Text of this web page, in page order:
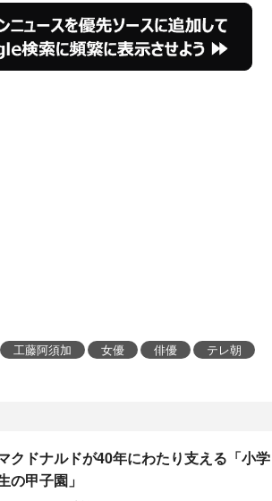
工藤阿須加 女優 俳優
テレ朝
クドナルドが40年にわたり支える「小学
の甲子園」